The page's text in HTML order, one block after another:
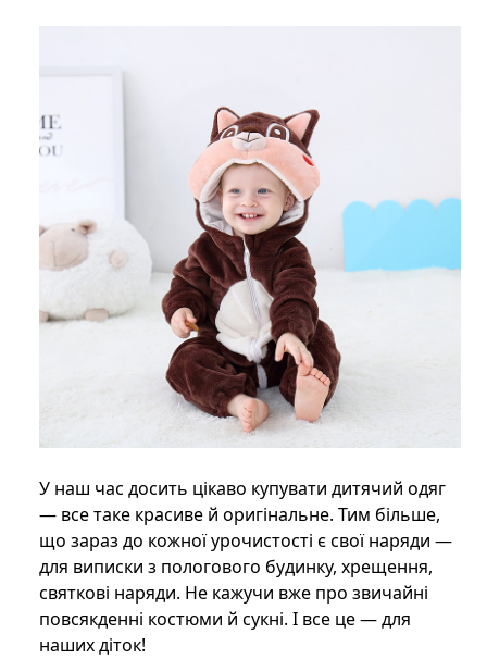
У наш час досить цікаво купувати дитячий одяг
— все таке красиве й оригінальне. Тим більше,
що зараз до кожної урочистості є свої наряди —
для виписки з пологового будинку, хрещення,
святкові наряди. Не кажучи вже про звичайні
повсякденні костюми й сукні. І все це — для
наших діток!